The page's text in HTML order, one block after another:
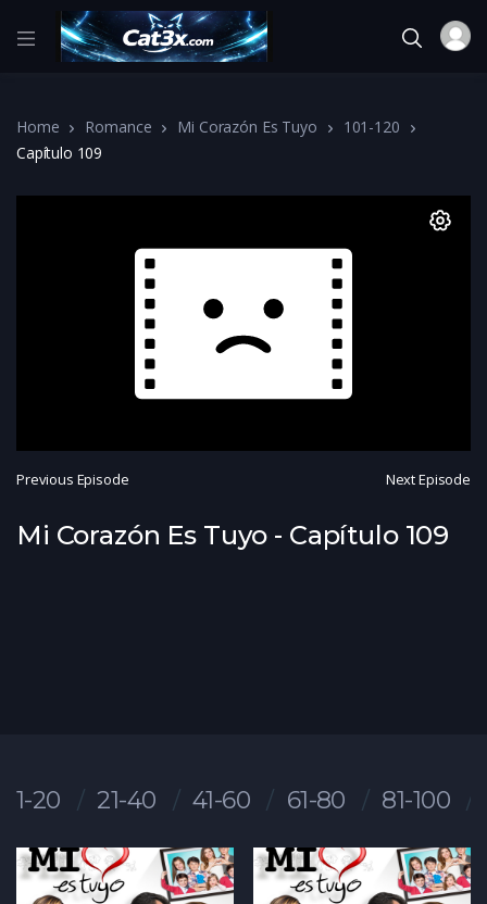
Home Romance Mi Corazón Es Tuyo
101-120
Capítulo 109
Previous Episode Next Episode
Mi Corazón Es Tuyo - Capítulo 109
1-20 21-40 41-60 61-80 81-100